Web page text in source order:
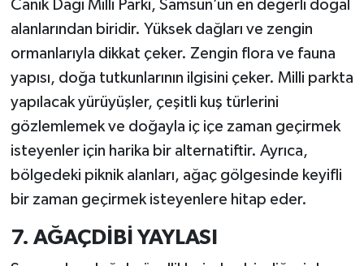
Canik Dağı Milli Parkı, Samsun’un en değerli doğal
alanlarından biridir. Yüksek dağları ve zengin
ormanlarıyla dikkat çeker. Zengin flora ve fauna
yapısı, doğa tutkunlarının ilgisini çeker. Milli parkta
yapılacak yürüyüşler, çeşitli kuş türlerini
gözlemlemek ve doğayla iç içe zaman geçirmek
isteyenler için harika bir alternatiftir. Ayrıca,
bölgedeki piknik alanları, ağaç gölgesinde keyifli
bir zaman geçirmek isteyenlere hitap eder.
7. AĞAÇDİBİ YAYLASI